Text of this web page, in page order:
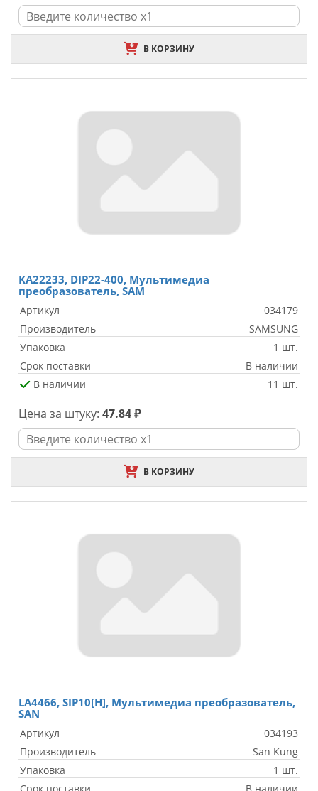
В КОРЗИНУ
KA22233, DIP22-400, Мультимедиа
преобразователь, SAM
Артикул
034179
Производитель
SAMSUNG
Упаковка
1 шт.
Срок поставки
В наличии
В наличии
11 шт.
Цена за штуку: 47.84 ₽
В КОРЗИНУ
LA4466, SIP10[H], Мультимедиа преобразователь,
SAN
Артикул
034193
Производитель
San Kung
Упаковка
1 шт.